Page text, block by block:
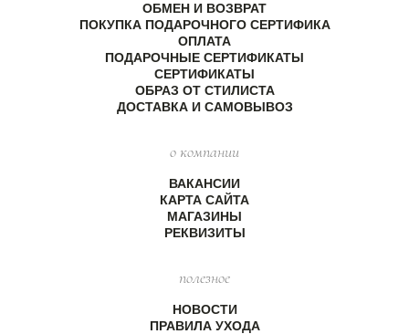
ОБМЕН И ВОЗВРАТ
ПОКУПКА ПОДАРОЧНОГО СЕРТИФИКА
ОПЛАТА
ПОДАРОЧНЫЕ СЕРТИФИКАТЫ
СЕРТИФИКАТЫ
ОБРАЗ ОТ СТИЛИСТА
ДОСТАВКА И САМОВЫВОЗ
о компании
ВАКАНСИИ
КАРТА САЙТА
МАГАЗИНЫ
РЕКВИЗИТЫ
полезное
НОВОСТИ
ПРАВИЛА УХОДА